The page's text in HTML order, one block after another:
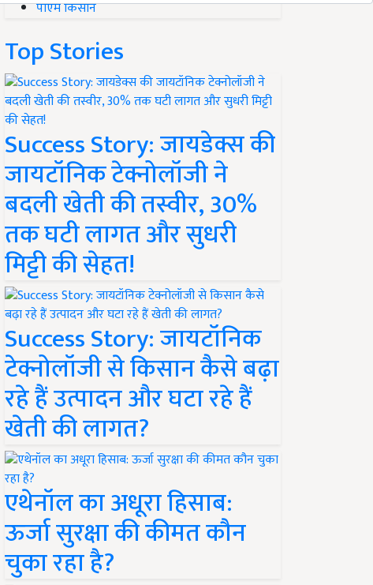
पीएम किसान
Top Stories
Success Story: जायडेक्स की
जायटॉनिक टेक्नोलॉजी ने
बदली खेती की तस्वीर, 30%
तक घटी लागत और सुधरी
मिट्टी की सेहत!
Success Story: जायटॉनिक
टेक्नोलॉजी से किसान कैसे बढ़ा
रहे हैं उत्पादन और घटा रहे हैं
खेती की लागत?
एथेनॉल का अधूरा हिसाब:
ऊर्जा सुरक्षा की कीमत कौन
चुका रहा है?